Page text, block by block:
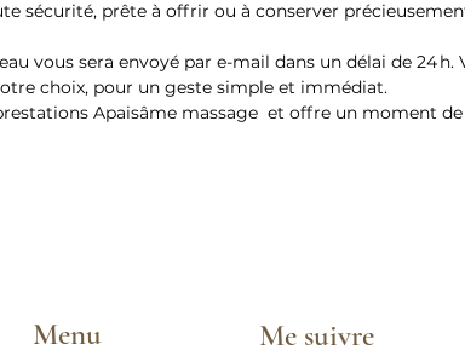
sécurité, prête à offrir ou à conserver
vous sera envoyé par e-mail dans un délai de 24
choix, pour un geste simple et immédiat.
Apaisâme massage et offre un moment
Menu Me suivre